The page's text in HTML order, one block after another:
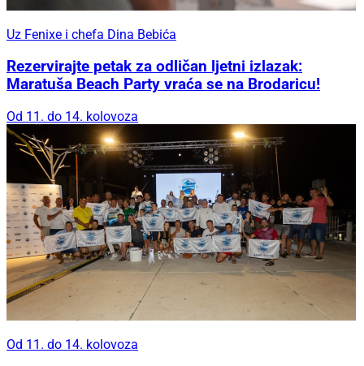
Uz Fenixe i chefa Dina Bebića
Rezervirajte petak za odličan ljetni izlazak:
Maratuša Beach Party vraća se na Brodaricu!
Od 11. do 14. kolovoza
Od 11. do 14. kolovoza